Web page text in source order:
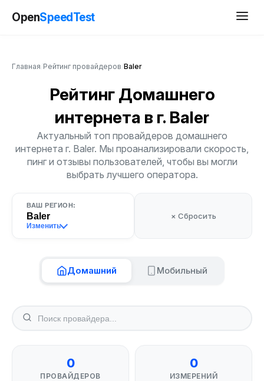
OpenSpeedTest
Главная Рейтинг провайдеров Baler
Рейтинг Домашнего
интернета в г. Baler
Актуальный топ провайдеров домашнего
интернета г. Baler. Мы проанализировали скорость,
пинг и отзывы пользователей, чтобы вы могли
выбрать лучшего оператора.
ВАШ РЕГИОН:
Baler
Изменить
× Сбросить
Домашний Мобильный
0
ПРОВАЙДЕРОВ
0
ИЗМЕРЕНИЙ